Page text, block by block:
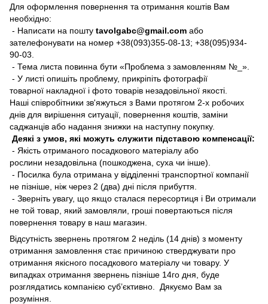
Для оформлення повернення та отримання коштів Вам
необхідно:
- Написати на пошту tavolgabc@gmail.com або
зателефонувати на номер +38(093)355-08-13; +38(095)934-
90-03.
- Тема листа повинна бути «Проблема з замовленням №_».
- У листі опишіть проблему, прикріпіть фотографії
товарної накладної і фото товарів незадовільної якості.
Наші співробітники зв'яжуться з Вами протягом 2-х робочих
днів для вирішення ситуації, повернення коштів, заміни
саджанців або надання знижки на наступну покупку.
Деякі з умов, які можуть служити підставою компенсації:
- Якість отриманого посадкового матеріалу або
рослини незадовільна (пошкоджена, суха чи інше).
- Посилка була отримана у відділенні транспортної компанії
не пізніше, ніж через 2 (два) дні після прибуття.
- Зверніть увагу, що якщо сталася пересортиця і Ви отримали
не той товар, який замовляли, гроші повертаються після
повернення товару в наш магазин.
Відсутність звернень протягом 2 неділь (14 днів) з моменту
отримання замовлення стає причиною стверджувати про
отримання якісного посадкового матеріалу чи товару. У
випадках отримання звернень пізніше 14го дня, буде
розглядатись компанією суб’єктивно. Дякуємо Вам за
розуміння.